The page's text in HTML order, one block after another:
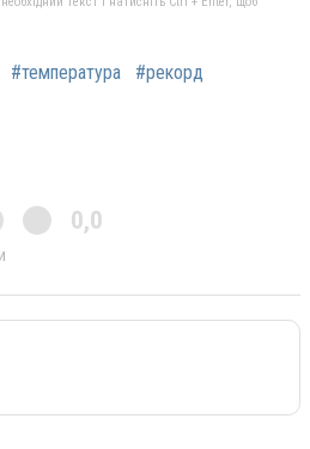
#температура #рекорд
0,0